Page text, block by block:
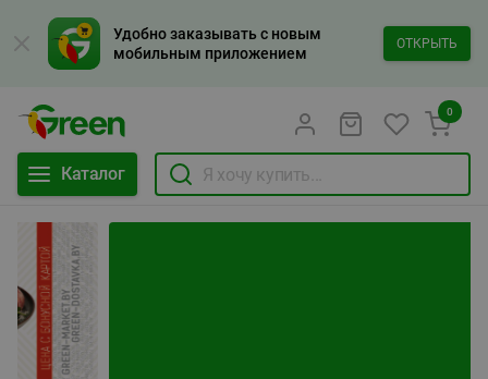
Удобно заказывать с новым
мобильным приложением
ОТКРЫТЬ
Каталог
0